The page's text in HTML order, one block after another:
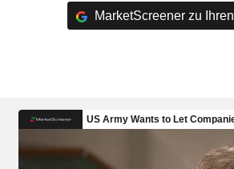
MarketScreener zu